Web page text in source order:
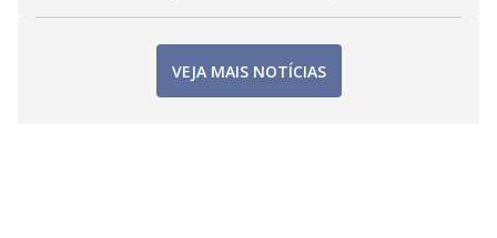
VEJA MAIS NOTÍCIAS